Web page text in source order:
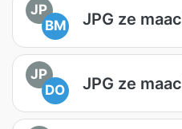
JP
BM
JPG ze
JP
DO
JPG ze